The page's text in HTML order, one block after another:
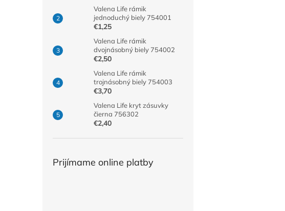
Valena Life rámik
jednoduchý biely 754001
€1,25
Valena Life rámik
dvojnásobný biely 754002
€2,50
Valena Life rámik
trojnásobný biely 754003
€3,70
Valena Life kryt zásuvky
čierna 756302
€2,40
Prijímame online platby